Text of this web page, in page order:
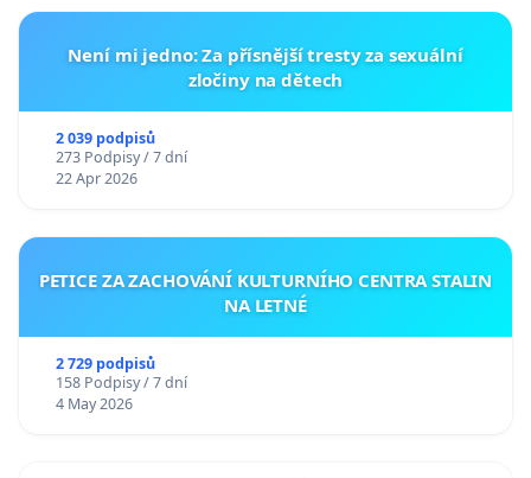
Není mi jedno: Za přísnější tresty za sexuální
zločiny na dětech
2 039 podpisů
273 Podpisy / 7 dní
22 Apr 2026
PETICE ZA ZACHOVÁNÍ KULTURNÍHO CENTRA STALIN
NA LETNÉ
2 729 podpisů
158 Podpisy / 7 dní
4 May 2026